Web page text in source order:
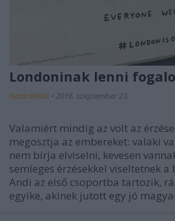
Londoninak lenni
Határátkelő • 2016. szeptember 23.
Valamiért mindig az volt az
megosztja az embereket: valaki
nem bírja elviselni, kevesen
semleges érzésekkel viseltetnek
Andi az első csoportba tartozik,
egyike, akinek jutott egy jó